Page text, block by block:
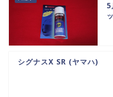
5
シグナスX SR (ヤマハ)